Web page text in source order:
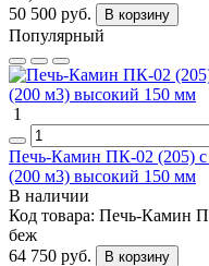
50 500 руб.
В корзину
Популярный
1
Печь-Камин ПК-02 (205)
(200 м3) высокий 150 мм
В наличии
Код товара: Печь-Камин
беж
64 750 руб.
В корзину